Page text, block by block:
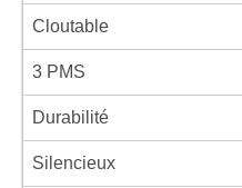
Cloutable
3 PMS
Durabilité
Silencieux